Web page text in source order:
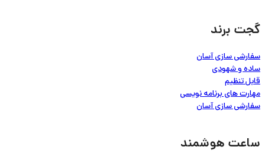
گجت برند
سفارشی سازی آسان
ساده و شهودی
قابل تنظیم
مهارت های برنامه نویسی
سفارشی سازی آسان
ساعت هوشمند